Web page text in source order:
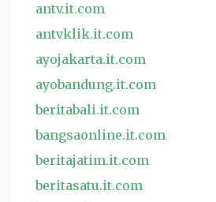
antv.it.com
antvklik.it.com
ayojakarta.it.com
ayobandung.it.com
beritabali.it.com
bangsaonline.it.com
beritajatim.it.com
beritasatu.it.com